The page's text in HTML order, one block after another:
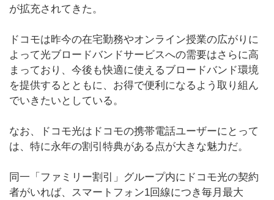
が拡充されてきた。
ドコモは昨今の在宅勤務やオンライン授業の広がりに
よって光ブロードバンドサービスへの需要はさらに高
まっており、今後も快適に使えるブロードバンド環境
を提供するとともに、お得で便利になるよう取り組ん
でいきたいとしている。
なお、ドコモ光はドコモの携帯電話ユーザーにとって
は、特に永年の割引特典がある点が大きな魅力だ。
同一「ファミリー割引」グループ内にドコモ光の契約
者がいれば、スマートフォン1回線につき毎月最大